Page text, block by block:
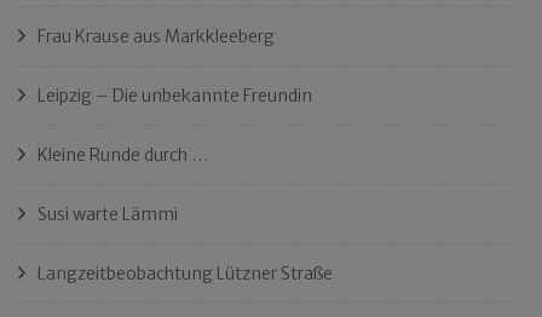
Frau Krause aus Markkleeberg
Leipzig – Die unbekannte Freundin
Kleine Runde durch …
Susi warte Lämmi
Langzeitbeobachtung Lützner Straße